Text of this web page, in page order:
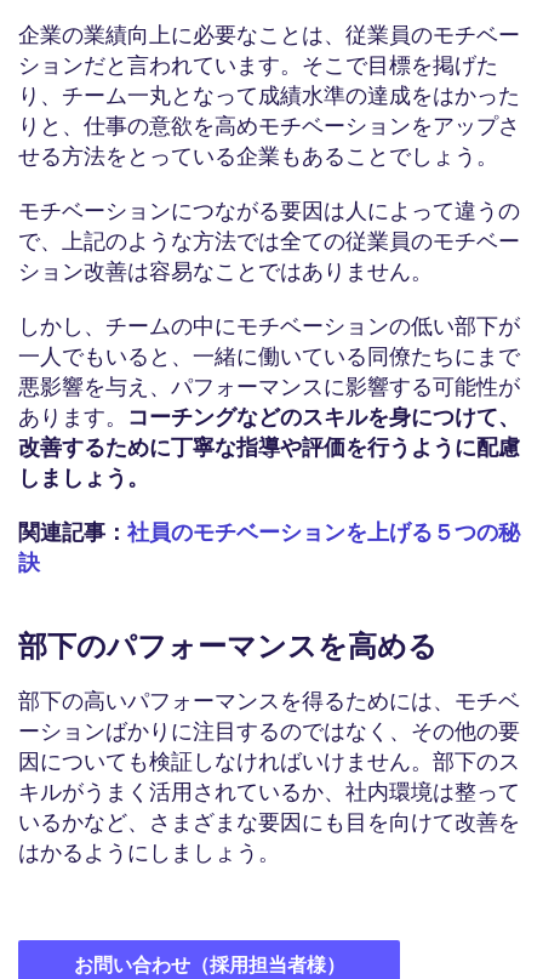
企業の業績向上に必要なことは、従業員のモチベー
ションだと言われています。そこで目標を掲げた
り、チーム一丸となって成績水準の達成をはかった
りと、仕事の意欲を高めモチベーションをアップさ
せる方法をとっている企業もあることでしょう。
モチベーションにつながる要因は人によって違うの
で、上記のような方法では全ての従業員のモチベー
ション改善は容易なことではありません。
しかし、チームの中にモチベーションの低い部下が
一人でもいると、一緒に働いている同僚たちにまで
悪影響を与え、パフォーマンスに影響する可能性が
あります。 コーチングなどのスキルを身につけて、
改善するために丁寧な指導や評価を行うように配慮
しましょう。
関連記事： 社員のモチベーションを上げる５つの秘
訣
部下のパフォーマンスを高める
部下の高いパフォーマンスを得るためには、モチベ
ーションばかりに注目するのではなく、その他の要
因についても検証しなければいけません。部下のス
キルがうまく活用されているか、社内環境は整って
いるかなど、さまざまな要因にも目を向けて改善を
はかるようにしましょう。
お問い合わせ（採用担当者様）